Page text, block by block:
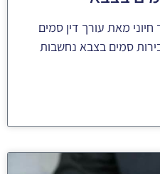
מאת עורך דין סמים
סמים בצבא נחשבות